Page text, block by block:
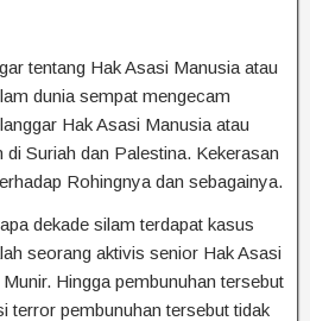
tentang Hak Asasi Manusia atau
dunia sempat mengecam
Hak Asasi Manusia atau
di Suriah dan Palestina. Kekerasan
Rohingnya dan sebagainya.
dekade silam terdapat kasus
seorang aktivis senior Hak Asasi
Hingga pembunuhan tersebut
terror pembunuhan tersebut tidak